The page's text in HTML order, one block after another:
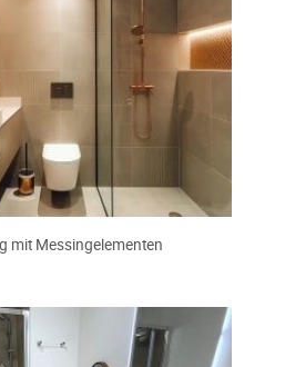
mit Messingelementen